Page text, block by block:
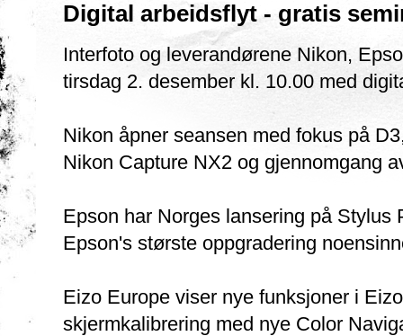
Digital arbeidsflyt - gratis
Interfoto og leverandørene Nikon,
tirsdag 2. desember kl. 10.00 med
Nikon åpner seansen med fokus på
Nikon Capture NX2 og gjennomgang
Epson har Norges lansering på Stylus
Epson's største oppgradering
Eizo Europe viser nye funksjoner i
skjermkalibrering med nye Color